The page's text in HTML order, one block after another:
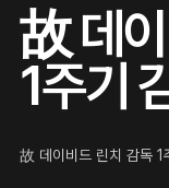
故 데
1주기
故 데이비드 린치 감독 1